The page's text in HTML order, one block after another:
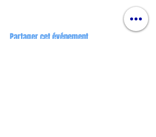
Partager cet événement